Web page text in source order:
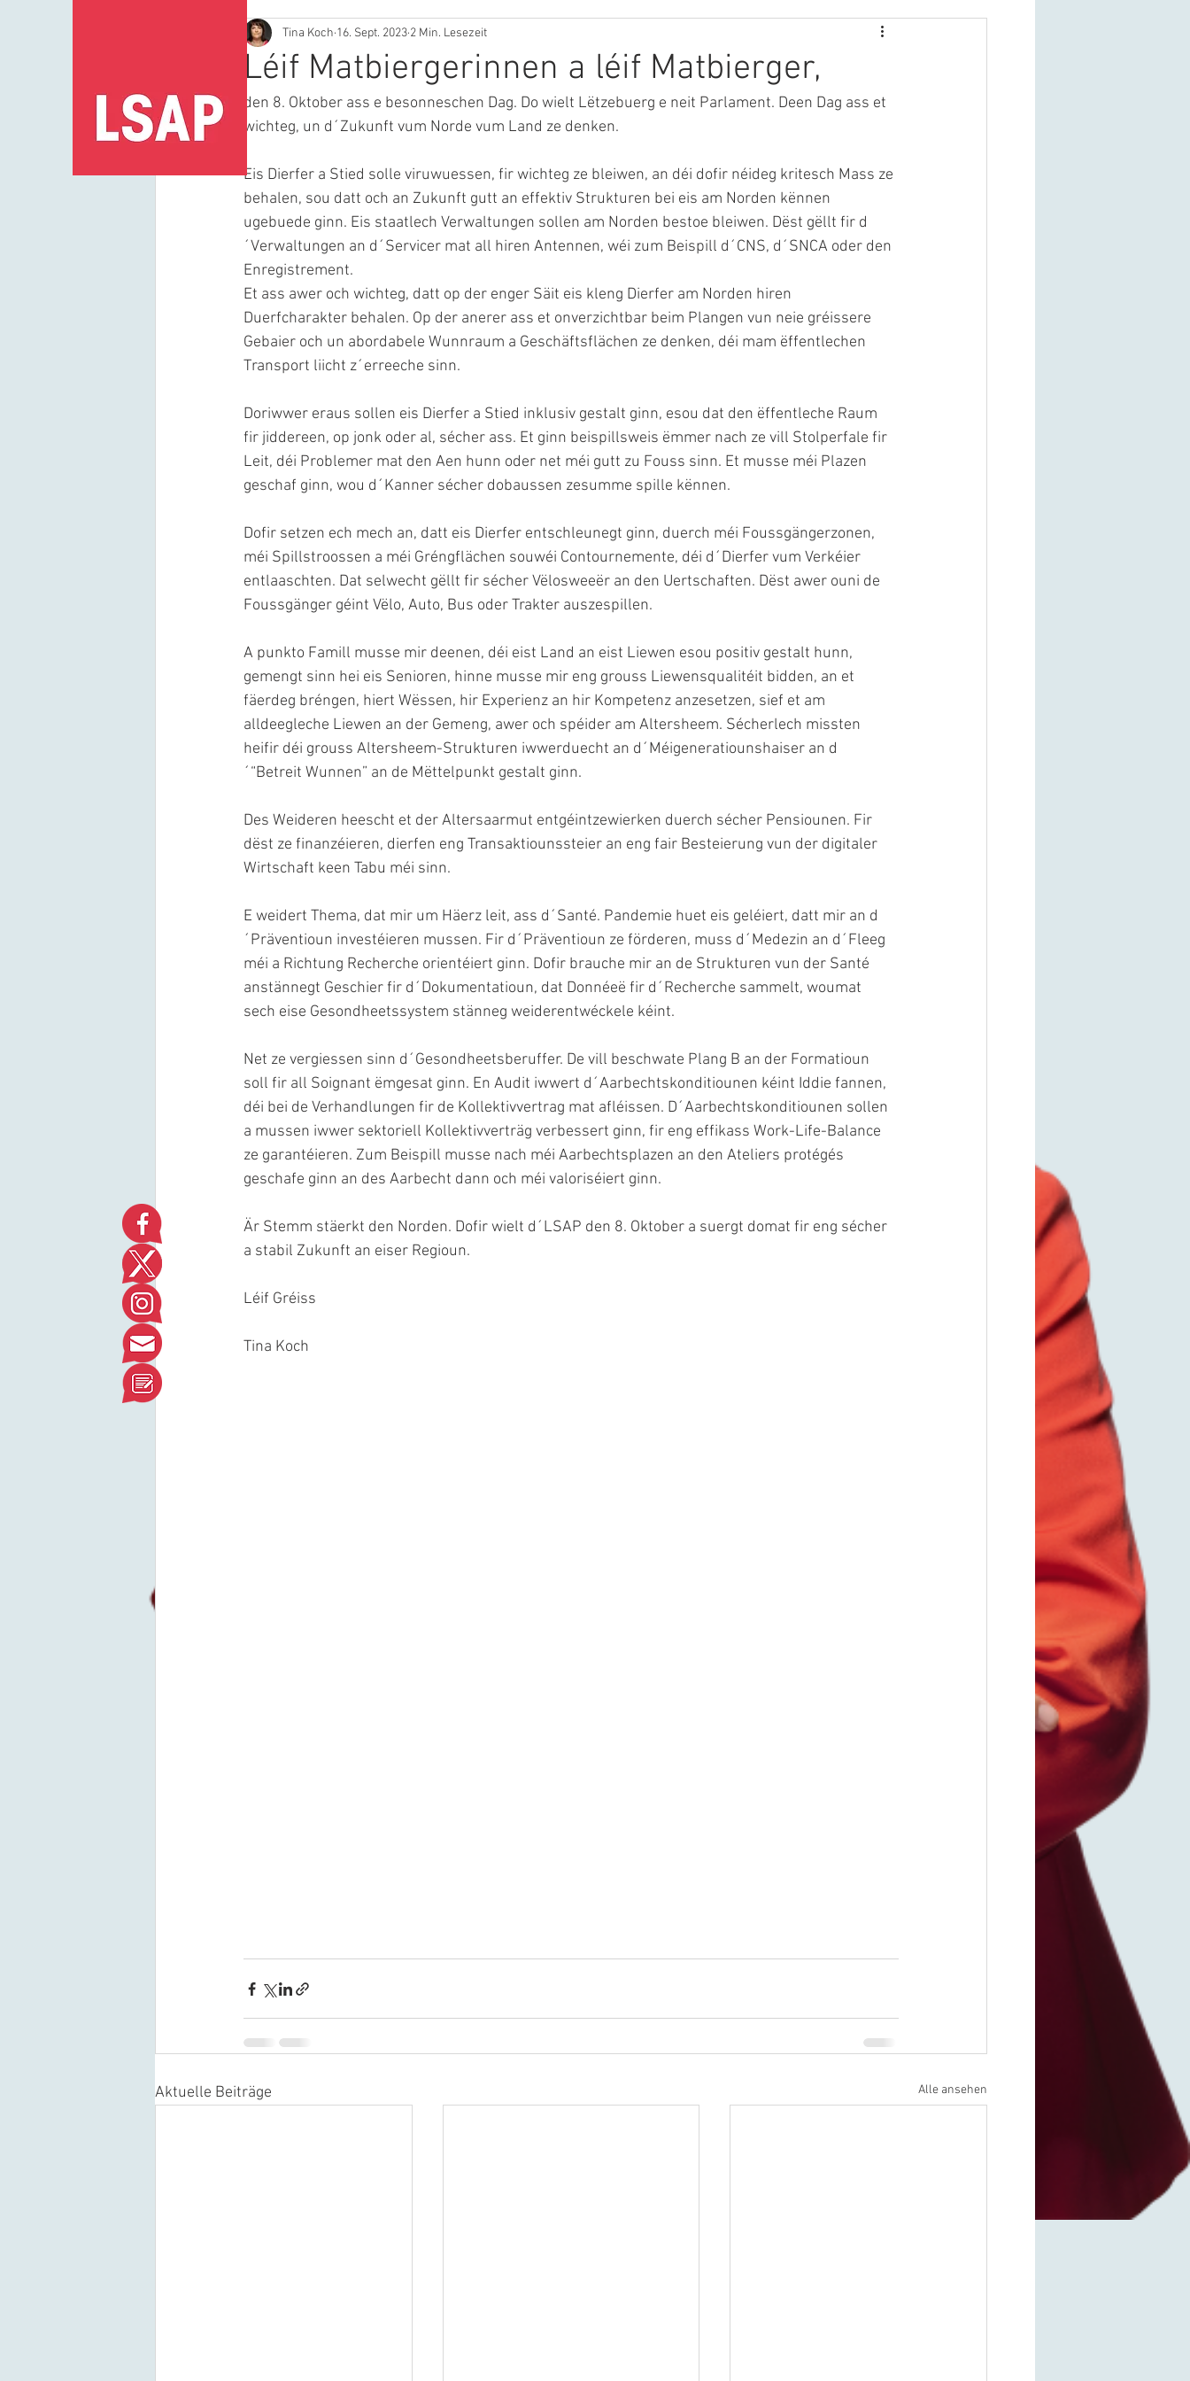
Léif Matbiergerinnen a léif Matbierger,
Tina Koch 16. Sept. 2023 2 Min. Lesezeit
den 8. Oktober ass e besonneschen Dag. Do wielt Lëtzebuerg e neit Parlament. Deen Dag ass et
wichteg, un d´Zukunft vum Norde vum Land ze denken.
Eis Dierfer a Stied solle viruwuessen, fir wichteg ze bleiwen, an déi dofir néideg kritesch Mass ze
behalen, sou datt och an Zukunft gutt an effektiv Strukturen bei eis am Norden kënnen
ugebuede ginn. Eis staatlech Verwaltungen sollen am Norden bestoe bleiwen. Dëst gëllt fir d
´Verwaltungen an d´Servicer mat all hiren Antennen, wéi zum Beispill d´CNS, d´SNCA oder den
Enregistrement.
Et ass awer och wichteg, datt op der enger Säit eis kleng Dierfer am Norden hiren
Duerfcharakter behalen. Op der anerer ass et onverzichtbar beim Plangen vun neie gréissere
Gebaier och un abordabele Wunnraum a Geschäftsflächen ze denken, déi mam ëffentlechen
Transport liicht z´erreeche sinn.
Doriwwer eraus sollen eis Dierfer a Stied inklusiv gestalt ginn, esou dat den ëffentleche Raum
fir jiddereen, op jonk oder al, sécher ass. Et ginn beispillsweis ëmmer nach ze vill Stolperfale fir
Leit, déi Problemer mat den Aen hunn oder net méi gutt zu Fouss sinn. Et musse méi Plazen
geschaf ginn, wou d´Kanner sécher dobaussen zesumme spille kënnen.
Dofir setzen ech mech an, datt eis Dierfer entschleunegt ginn, duerch méi Foussgängerzonen,
méi Spillstroossen a méi Gréngflächen souwéi Contournemente, déi d´Dierfer vum Verkéier
entlaaschten. Dat selwecht gëllt fir sécher Vëlosweeër an den Uertschaften. Dëst awer ouni de
Foussgänger géint Vëlo, Auto, Bus oder Trakter auszespillen.
A punkto Famill musse mir deenen, déi eist Land an eist Liewen esou positiv gestalt hunn,
gemengt sinn hei eis Senioren, hinne musse mir eng grouss Liewensqualitéit bidden, an et
fäerdeg bréngen, hiert Wëssen, hir Experienz an hir Kompetenz anzesetzen, sief et am
alldeegleche Liewen an der Gemeng, awer och spéider am Altersheem. Sécherlech missten
heifir déi grouss Altersheem-Strukturen iwwerduecht an d´Méigeneratiounshaiser an d
´“Betreit Wunnen” an de Mëttelpunkt gestalt ginn.
Des Weideren heescht et der Altersaarmut entgéintzewierken duerch sécher Pensiounen. Fir
dëst ze finanzéieren, dierfen eng Transaktiounssteier an eng fair Besteierung vun der digitaler
Wirtschaft keen Tabu méi sinn.
E weidert Thema, dat mir um Häerz leit, ass d´Santé. Pandemie huet eis geléiert, datt mir an d
´Präventioun investéieren mussen. Fir d´Präventioun ze förderen, muss d´Medezin an d´Fleeg
méi a Richtung Recherche orientéiert ginn. Dofir brauche mir an de Strukturen vun der Santé
anstännegt Geschier fir d´Dokumentatioun, dat Donnéeë fir d´Recherche sammelt, woumat
sech eise Gesondheetssystem stänneg weiderentwéckele kéint.
Net ze vergiessen sinn d´Gesondheetsberuffer. De vill beschwate Plang B an der Formatioun
soll fir all Soignant ëmgesat ginn. En Audit iwwert d´Aarbechtskonditiounen kéint Iddie fannen,
déi bei de Verhandlungen fir de Kollektivvertrag mat afléissen. D´Aarbechtskonditiounen sollen
a mussen iwwer sektoriell Kollektivverträg verbessert ginn, fir eng effikass Work-Life-Balance
ze garantéieren. Zum Beispill musse nach méi Aarbechtsplazen an den Ateliers protégés
geschafe ginn an des Aarbecht dann och méi valoriséiert ginn.
Är Stemm stäerkt den Norden. Dofir wielt d´LSAP den 8. Oktober a suergt domat fir eng sécher
a stabil Zukunft an eiser Regioun.
Léif Gréiss
Tina Koch
Aktuelle Beiträge Alle ansehen